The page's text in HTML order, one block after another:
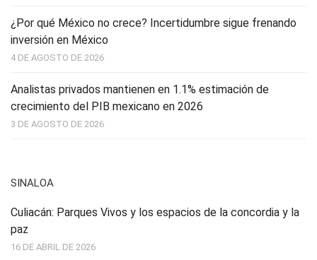
¿Por qué México no crece? Incertidumbre sigue frenando
inversión en México
4 DE AGOSTO DE 2026
Analistas privados mantienen en 1.1% estimación de
crecimiento del PIB mexicano en 2026
3 DE AGOSTO DE 2026
SINALOA
Culiacán: Parques Vivos y los espacios de la concordia y la
paz
16 DE ABRIL DE 2026